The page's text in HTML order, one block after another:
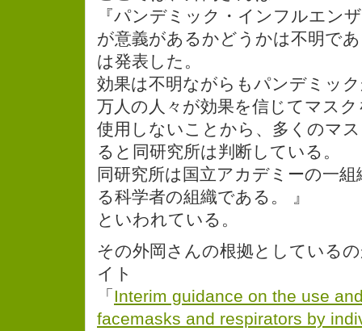
『パンデミック・インフルエン
が意義があるかどうかは不明で
は発表した。
効果は不明ながらもパンデミッ
万人の人々が効果を信じてマス
使用しないことから、多くのマ
ると同研究所は判断している。
同研究所は国立アカデミーの一
る科学者の組織である。 』
といわれている。
その外岡さんの根拠としている
イト
「 Interim guidance on the use
facemasks and respirators by